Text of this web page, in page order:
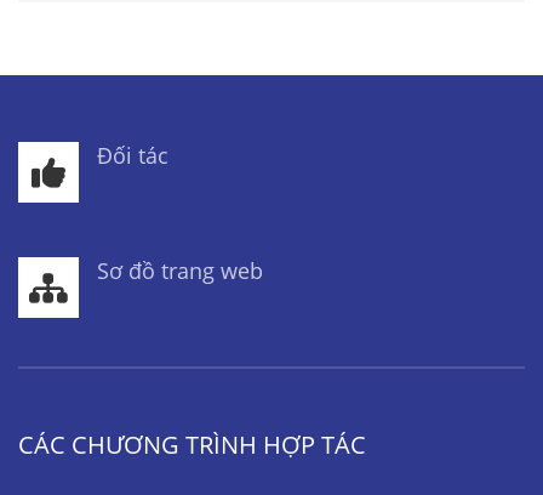
Đối tác
Sơ đồ trang web
CÁC CHƯƠNG TRÌNH HỢP TÁC